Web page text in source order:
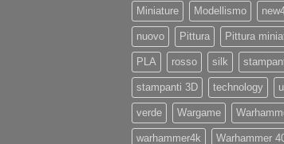
Miniature Modellismo
nuovo Pittura Pittura
PLA rosso silk
stampanti 3D technology
verde Wargame
warhammer4k Warhammer